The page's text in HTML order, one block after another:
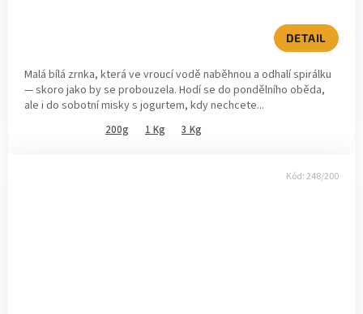
DETAIL
Malá bílá zrnka, která ve vroucí vodě naběhnou a odhalí spirálku
— skoro jako by se probouzela. Hodí se do pondělního oběda,
ale i do sobotní misky s jogurtem, kdy nechcete...
200g 1 Kg 3 Kg
Kód:248/200